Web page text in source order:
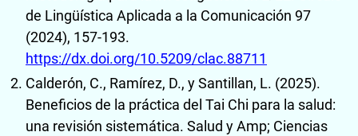
de Lingüística Aplicada a la Comunicación 97
(2024), 157-193.
https://dx.doi.org/10.5209/clac.88711
Calderón, C., Ramírez, D., y Santillan, L. (2025).
Beneficios de la práctica del Tai Chi para la salud:
una revisión sistemática. Salud y Amp; Ciencias